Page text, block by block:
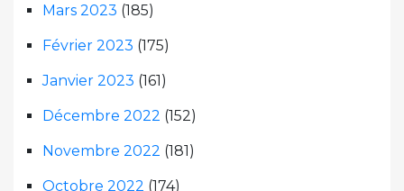
Mars 2023 (185)
Février 2023 (175)
Janvier 2023 (161)
Décembre 2022 (152)
Novembre 2022 (181)
Octobre 2022 (174)